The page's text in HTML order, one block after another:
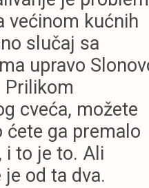
većinom kućnih
slučaj sa
upravo
Prilikom
cveća, možete
ga premalo
i to je to. Ali
od ta dva.